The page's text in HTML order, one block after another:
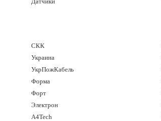
СКК
Украина
УкрПожКабель
Форма
Форт
Электрон
A4Tech